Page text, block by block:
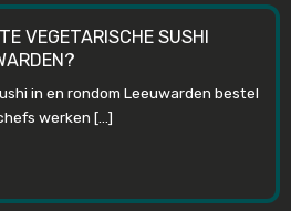
VEGETARISCHE SUSHI
in en rondom Leeuwarden bestel
werken […]